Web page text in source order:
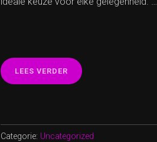
LEES VERDER “DANS
DE
DUBBEL
Categorie: Uncategorized